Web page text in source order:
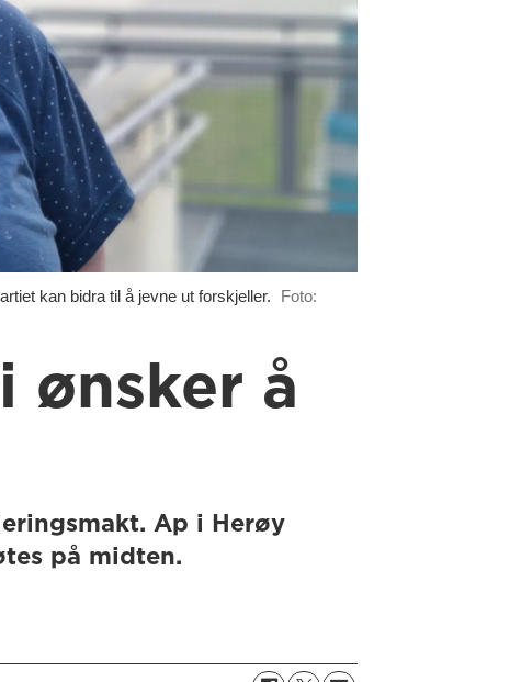
kan bidra til å jevne ut forskjeller.
Foto:
ønsker å
Ap i Herøy
på midten.